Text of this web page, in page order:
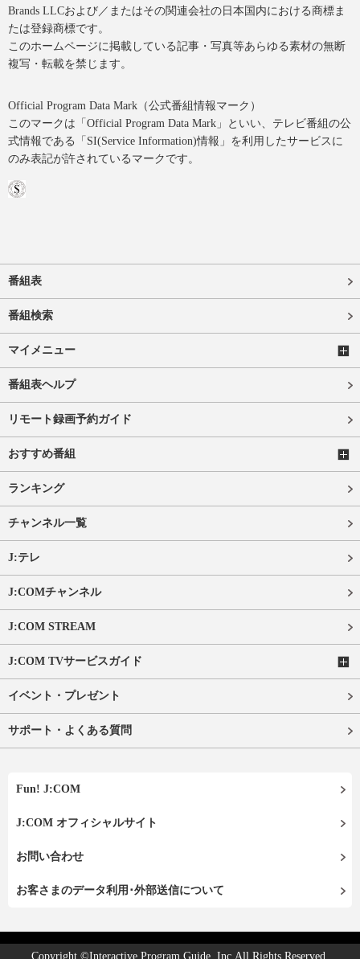
Brands LLCおよび／またはその関連会社の日本国内における商標ま
たは登録商標です。
このホームページに掲載している記事・写真等あらゆる素材の無断
複写・転載を禁じます。
Official Program Data Mark（公式番組情報マーク）
このマークは「Official Program Data Mark」といい、テレビ番組の公
式情報である「SI(Service Information)情報」を利用したサービスに
のみ表記が許されているマークです。
番組表
番組検索
マイメニュー
番組表ヘルプ
リモート録画予約ガイド
おすすめ番組
ランキング
チャンネル一覧
J:テレ
J:COMチャンネル
J:COM STREAM
J:COM TVサービスガイド
イベント・プレゼント
サポート・よくある質問
Fun! J:COM
J:COM オフィシャルサイト
お問い合わせ
お客さまのデータ利用･外部送信について
Copyright ©Interactive Program Guide, Inc.All Rights Reserved.